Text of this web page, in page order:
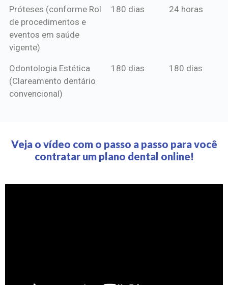
Próteses (conforme Rol
de procedimentos e
eventos em saúde
vigente)
180 dias 24 horas
Odontologia Estética
(Clareamento dentário
convencional)
180 dias 180 dias
Veja o vídeo com o passo a passo para você
contratar um plano dental online!